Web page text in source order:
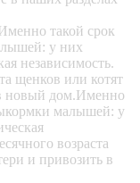
такой срок
у них
независимость.
щенков или котят
новый дом.Именно
малышей: у
возраста
и привозить в